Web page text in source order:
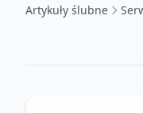
Artykuły ślubne